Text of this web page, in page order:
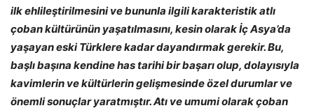
ilk ehlileştirilmesini ve bununla ilgili karakteristik atlı
çoban kültürünün yaşatılmasını, kesin olarak İç Asya’da
yaşayan eski Türklere kadar dayandırmak gerekir. Bu,
başlı başına kendine has tarihi bir başarı olup, dolayısıyla
kavimlerin ve kültürlerin gelişmesinde özel durumlar ve
önemli sonuçlar yaratmıştır. Atı ve umumi olarak çoban